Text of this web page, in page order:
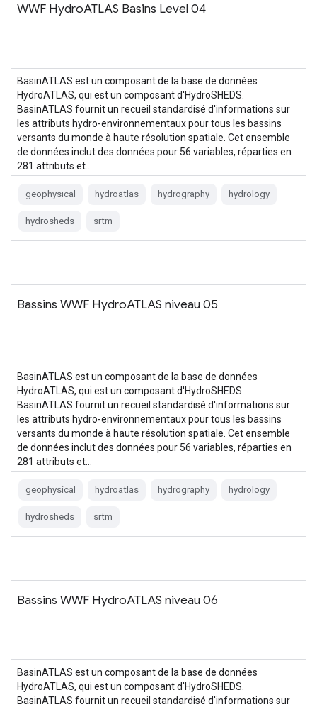
WWF HydroATLAS Basins Level 04
BasinATLAS est un composant de la base de données
HydroATLAS, qui est un composant d'HydroSHEDS.
BasinATLAS fournit un recueil standardisé d'informations sur
les attributs hydro-environnementaux pour tous les bassins
versants du monde à haute résolution spatiale. Cet ensemble
de données inclut des données pour 56 variables, réparties en
281 attributs et…
geophysical hydroatlas hydrography hydrology
hydrosheds srtm
Bassins WWF HydroATLAS niveau 05
BasinATLAS est un composant de la base de données
HydroATLAS, qui est un composant d'HydroSHEDS.
BasinATLAS fournit un recueil standardisé d'informations sur
les attributs hydro-environnementaux pour tous les bassins
versants du monde à haute résolution spatiale. Cet ensemble
de données inclut des données pour 56 variables, réparties en
281 attributs et…
geophysical hydroatlas hydrography hydrology
hydrosheds srtm
Bassins WWF HydroATLAS niveau 06
BasinATLAS est un composant de la base de données
HydroATLAS, qui est un composant d'HydroSHEDS.
BasinATLAS fournit un recueil standardisé d'informations sur